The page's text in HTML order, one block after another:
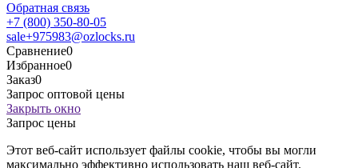
Обратная связь
+7 (800) 350-80-05
sale+975983@ozlocks.ru
Сравнение0
Избранное0
Заказ0
Запрос оптовой цены
Закрыть окно
Запрос цены
Этот веб-сайт использует файлы cookie, чтобы вы могли
максимально эффективно использовать наш веб-сайт.